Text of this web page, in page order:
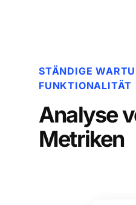
STÄNDIGE
FUNKTIONALITÄT
Analyse
Metriken